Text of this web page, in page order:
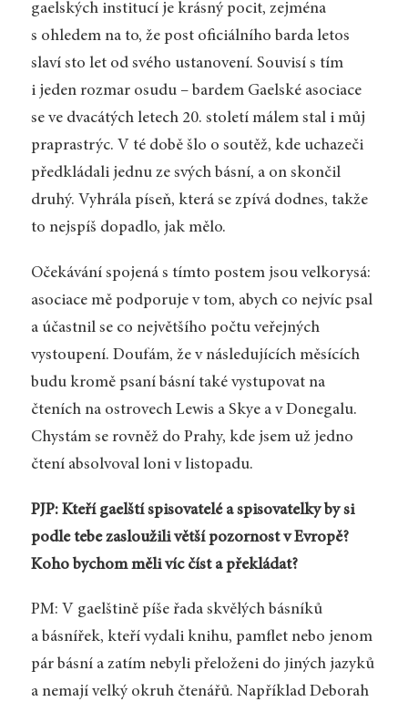
gaelských institucí je krásný pocit, zejména
s ohledem na to, že post oficiálního barda letos
slaví sto let od svého ustanovení. Souvisí s tím
i jeden rozmar osudu – bardem Gaelské asociace
se ve dvacátých letech 20. století málem stal i můj
praprastrýc. V té době šlo o soutěž, kde uchazeči
předkládali jednu ze svých básní, a on skončil
druhý. Vyhrála píseň, která se zpívá dodnes, takže
to nejspíš dopadlo, jak mělo.
Očekávání spojená s tímto postem jsou velkorysá:
asociace mě podporuje v tom, abych co nejvíc psal
a účastnil se co největšího počtu veřejných
vystoupení. Doufám, že v následujících měsících
budu kromě psaní básní také vystupovat na
čteních na ostrovech Lewis a Skye a v Donegalu.
Chystám se rovněž do Prahy, kde jsem už jedno
čtení absolvoval loni v listopadu.
PJP: Kteří gaelští spisovatelé a spisovatelky by si
podle tebe zasloužili větší pozornost v Evropě?
Koho bychom měli víc číst a překládat?
PM: V gaelštině píše řada skvělých básníků
a básnířek, kteří vydali knihu, pamflet nebo jenom
pár básní a zatím nebyli přeloženi do jiných jazyků
a nemají velký okruh čtenářů. Například Deborah